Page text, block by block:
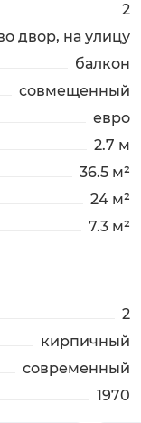
2
двор, на улицу
балкон
совмещенный
евро
2.7 м
36.5 м²
24 м²
7.3 м²
2
кирпичный
современный
1970